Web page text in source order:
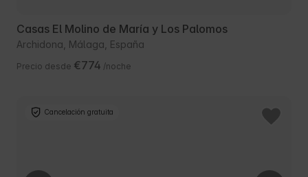
Casas El Molino de María y Los Palomos
Archidona, Málaga, España
Precio desde €774 /noche
Cancelación gratuita